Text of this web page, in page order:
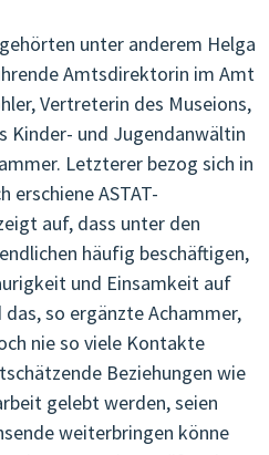
unter anderem Helga
Amtsdirektorin im Amt
Vertreterin des Museions,
Kinder- und Jugendanwältin
Letzterer bezog sich in
erschiene ASTAT-
auf, dass unter den
häufig beschäftigen,
und Einsamkeit auf
so ergänzte Achammer,
nie so viele Kontakte
Beziehungen wie
gelebt werden, seien
weiterbringen könne